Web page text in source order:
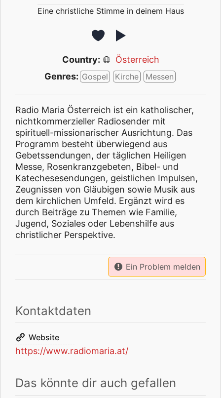
Eine christliche Stimme in deinem Haus
Country:
Österreich
Genres: Gospel Kirche Messen
Radio Maria Österreich ist ein katholischer,
nichtkommerzieller Radiosender mit
spirituell-missionarischer Ausrichtung. Das
Programm besteht überwiegend aus
Gebetssendungen, der täglichen Heiligen
Messe, Rosenkranzgebeten, Bibel- und
Katechesesendungen, geistlichen Impulsen,
Zeugnissen von Gläubigen sowie Musik aus
dem kirchlichen Umfeld. Ergänzt wird es
durch Beiträge zu Themen wie Familie,
Jugend, Soziales oder Lebenshilfe aus
christlicher Perspektive.
Ein Problem melden
Kontaktdaten
Website
https://www.radiomaria.at/
Das könnte dir auch gefallen